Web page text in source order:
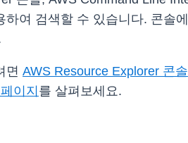
여 검색할 수 있습니다. 콘솔
면 AWS Resource Explorer 콘솔
이지 를 살펴보세요.